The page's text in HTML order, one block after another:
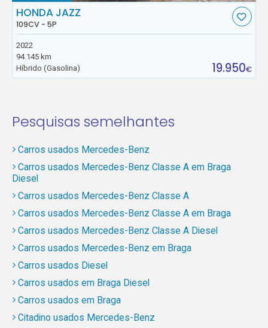
HONDA JAZZ
109CV - 5P
2022
94.145 km
Híbrido (Gasolina)
19.950€
Pesquisas semelhantes
Carros usados Mercedes-Benz
Carros usados Mercedes-Benz Classe A em Braga
Diesel
Carros usados Mercedes-Benz Classe A
Carros usados Mercedes-Benz Classe A em Braga
Carros usados Mercedes-Benz Classe A Diesel
Carros usados Mercedes-Benz em Braga
Carros usados Diesel
Carros usados em Braga Diesel
Carros usados em Braga
Citadino usados Mercedes-Benz